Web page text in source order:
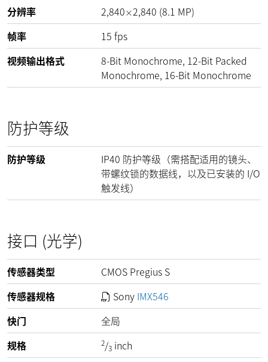
分辨率
2,840×2,840 (8.1 MP)
帧率
15 fps
视频输出格式
8-Bit Monochrome, 12-Bit Packed
Monochrome, 16-Bit Monochrome
防护等级
防护等级
IP40 防护等级（需搭配适用的镜头、
带螺纹锁的数据线，以及已安装的 I/O
触发线）
接口 (光学)
传感器类型
CMOS Pregius S
传感器规格
Sony IMX546
快门
全局
规格
2/3 inch